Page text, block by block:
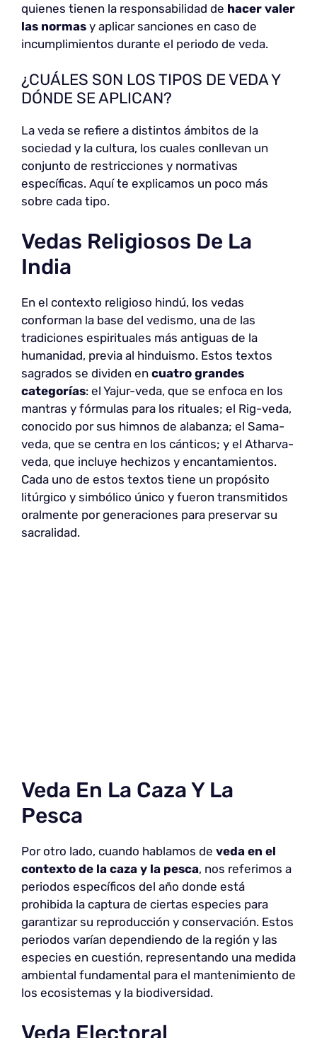
quienes tienen la responsabilidad de hacer valer
las normas y aplicar sanciones en caso de
incumplimientos durante el periodo de veda.
¿CUÁLES SON LOS TIPOS DE VEDA Y
DÓNDE SE APLICAN?
La veda se refiere a distintos ámbitos de la
sociedad y la cultura, los cuales conllevan un
conjunto de restricciones y normativas
específicas. Aquí te explicamos un poco más
sobre cada tipo.
Vedas Religiosos De La
India
En el contexto religioso hindú, los vedas
conforman la base del vedismo, una de las
tradiciones espirituales más antiguas de la
humanidad, previa al hinduismo. Estos textos
sagrados se dividen en cuatro grandes
categorías: el Yajur-veda, que se enfoca en los
mantras y fórmulas para los rituales; el Rig-veda,
conocido por sus himnos de alabanza; el Sama-
veda, que se centra en los cánticos; y el Atharva-
veda, que incluye hechizos y encantamientos.
Cada uno de estos textos tiene un propósito
litúrgico y simbólico único y fueron transmitidos
oralmente por generaciones para preservar su
sacralidad.
Veda En La Caza Y La
Pesca
Por otro lado, cuando hablamos de veda en el
contexto de la caza y la pesca, nos referimos a
periodos específicos del año donde está
prohibida la captura de ciertas especies para
garantizar su reproducción y conservación. Estos
periodos varían dependiendo de la región y las
especies en cuestión, representando una medida
ambiental fundamental para el mantenimiento de
los ecosistemas y la biodiversidad.